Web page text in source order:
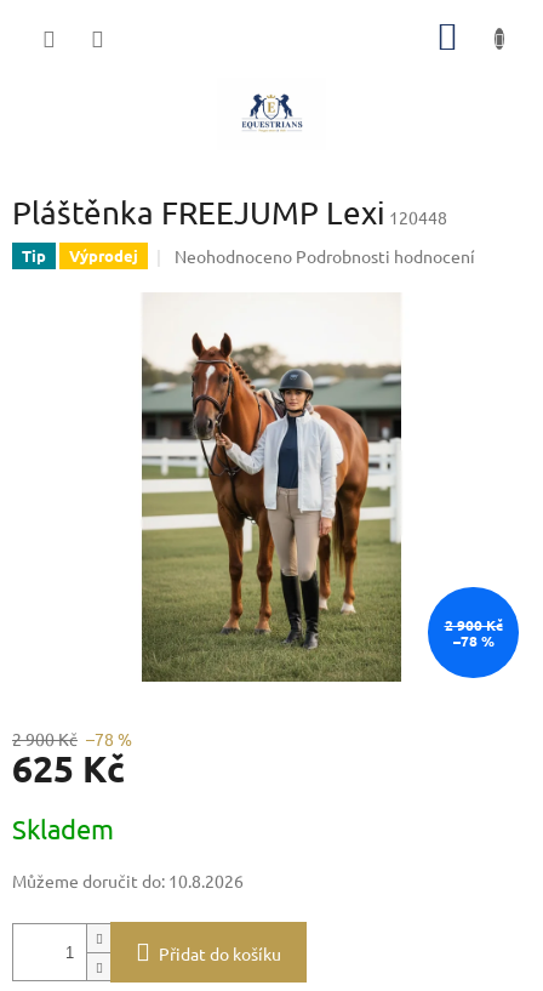
Pláštěnka FREEJUMP Lexi 120448
Tip Výprodej
Průměrné
0,0
z
5
hvězdiček.
Neohodnoceno Podrobnosti hodnocení
2 900 Kč
–78 %
2 900 Kč –78 %
625 Kč
cena:
Skladem
Můžeme doručit do: 10.8.2026
Přidat do košíku